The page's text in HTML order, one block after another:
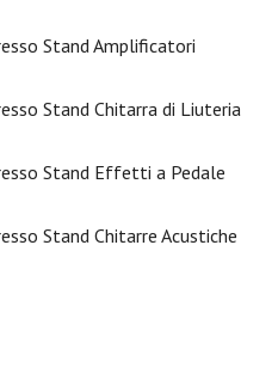
Stand Amplificatori
Stand Chitarra di Liuteria
Stand Effetti a Pedale
Stand Chitarre Acustiche